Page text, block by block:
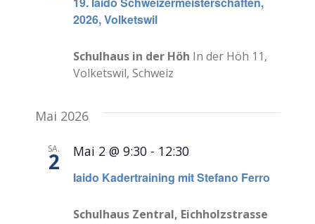
2026, Volketswil
Schulhaus in der Höh In der Höh 11,
Volketswil, Schweiz
Mai 2026
SA.
2
Iaido Kadertraining mit Stefano Ferro
Mai 2 @ 9:30- 12:30
Schulhaus Zentral, Eichholzstrasse